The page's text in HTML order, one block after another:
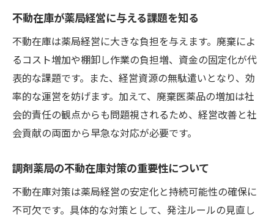
不動在庫が薬局経営に与える課題を知る
不動在庫は薬局経営に大きな負担を与えます。廃棄によ
るコスト増加や棚卸し作業の負担増、資金の固定化が代
表的な課題です。また、経営資源の無駄遣いとなり、効
率的な運営を妨げます。加えて、廃棄医薬品の増加は社
会的責任の観点からも問題視されるため、経営改善と社
会貢献の両面から早急な対応が必要です。
調剤薬局の不動在庫対策の重要性について
不動在庫対策は薬局経営の安定化と持続可能性の確保に
不可欠です。具体的な対策として、発注ルールの見直し